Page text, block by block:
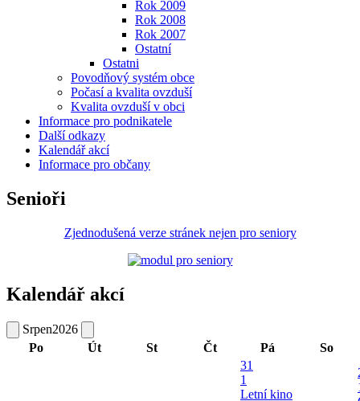
Rok 2009
Rok 2008
Rok 2007
Ostatní
Ostatni
Povodňový systém obce
Počasí a kvalita ovzduší
Kvalita ovzduší v obci
Informace pro podnikatele
Další odkazy
Kalendář akcí
Informace pro občany
Senioři
Zjednodušená verze stránek nejen pro seniory
Kalendář akcí
Srpen2026
Po
Út St Čt Pá So
31
1
Letní kino